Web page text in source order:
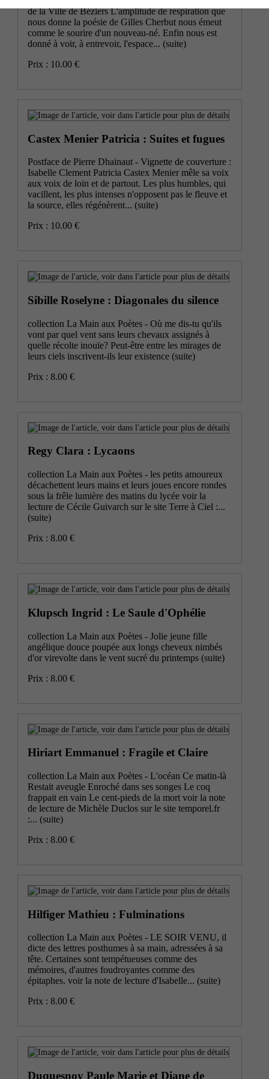
de la Ville de Béziers L'amplitude de respiration que
nous donne la poésie de Gilles Cherbut nous émeut
comme le sourire d'un nouveau-né. Enfin nous est
donné à voir, à entrevoir, l'espace...(suite)
Prix : 10.00 €
Castex Menier Patricia : Suites et fugues
Postface de Pierre Dhainaut - Vignette de couverture :
Isabelle Clement Patricia Castex Menier mêle sa voix
aux voix de loin et de partout. Les plus humbles, qui
vacillent, les plus intenses n'opposent pas le fleuve et
la source, elles régénèrent...(suite)
Prix : 10.00 €
Sibille Roselyne : Diagonales du silence
collection La Main aux Poètes - Où me dis-tu qu'ils
vont par quel vent sans leurs chevaux assignés à
quelle récolte inouïe? Peut-être entre les mirages de
leurs ciels inscrivent-ils leur existence(suite)
Prix : 8.00 €
Regy Clara : Lycaons
collection La Main aux Poètes - les petits amoureux
décachettent leurs mains et leurs joues encore rondes
sous la frêle lumière des matins du lycée voir la
lecture de Cécile Guivarch sur le site Terre à Ciel :...
(suite)
Prix : 8.00 €
Klupsch Ingrid : Le Saule d'Ophélie
collection La Main aux Poètes - Jolie jeune fille
angélique douce poupée aux longs cheveux nimbés
d'or virevolte dans le vent sucré du printemps(suite)
Prix : 8.00 €
Hiriart Emmanuel : Fragile et Claire
collection La Main aux Poètes - L'océan Ce matin-là
Restait aveugle Enroché dans ses songes Le coq
frappait en vain Le cent-pieds de la mort voir la note
de lecture de Michèle Duclos sur le site temporel.fr
:...(suite)
Prix : 8.00 €
Hilfiger Mathieu : Fulminations
collection La Main aux Poètes - LE SOIR VENU, il
dicte des lettres posthumes à sa main, adressées à sa
tête. Certaines sont tempétueuses comme des
mémoires, d'autres foudroyantes comme des
épitaphes. voir la note de lecture d'Isabelle...(suite)
Prix : 8.00 €
Duquesnoy Paule Marie et Diane de